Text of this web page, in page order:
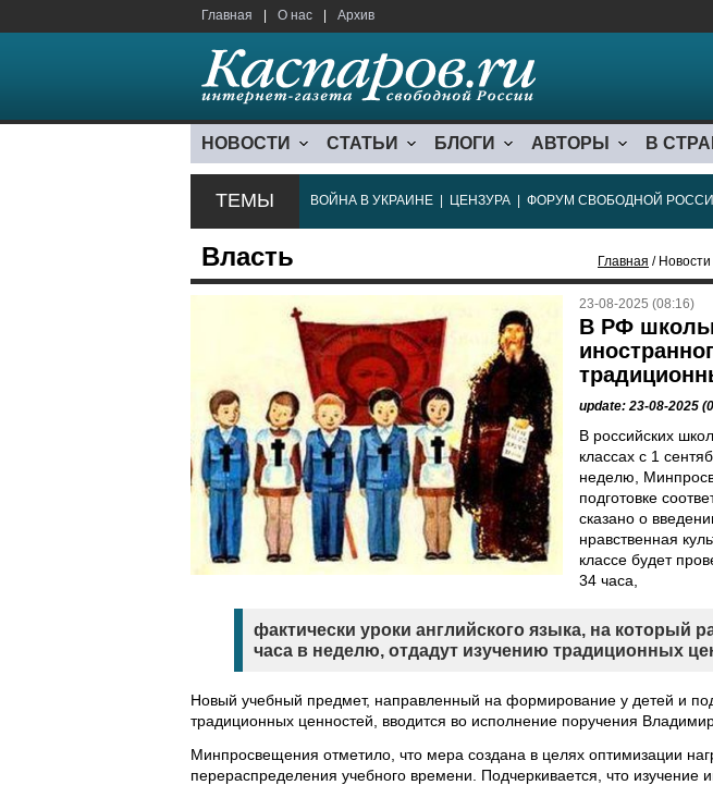
Главная О нас Архив
НОВОСТИ СТАТЬИ БЛОГИ АВТОРЫ В
ТЕМЫ ВОЙНА В УКРАИНЕ ЦЕНЗУРА ФОРУМ СВОБОДНОЙ
Власть Главная /
23-08-2025 (08:16)
В РФ
update: 23-08-2025
В российских
классах с 1
неделю,
подготовке
сказано о
нравственная
классе будет
34 часа,
фактически уроки английского языка, на который
часа в неделю, отдадут изучению традиционных
Новый учебный предмет, направленный на формирование у детей и
традиционных ценностей, вводится во исполнение поручения
Минпросвещения отметило, что мера создана в целях оптимизации
перераспределения учебного времени. Подчеркивается, что изучение